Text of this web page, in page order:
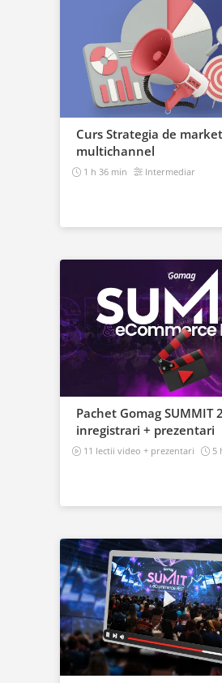
Curs Strategia de
multichannel
1 h 36 min Intermediar
Pachet Gomag SUMMIT
inregistrari + prezentari
11 lectii video + prezentari 5